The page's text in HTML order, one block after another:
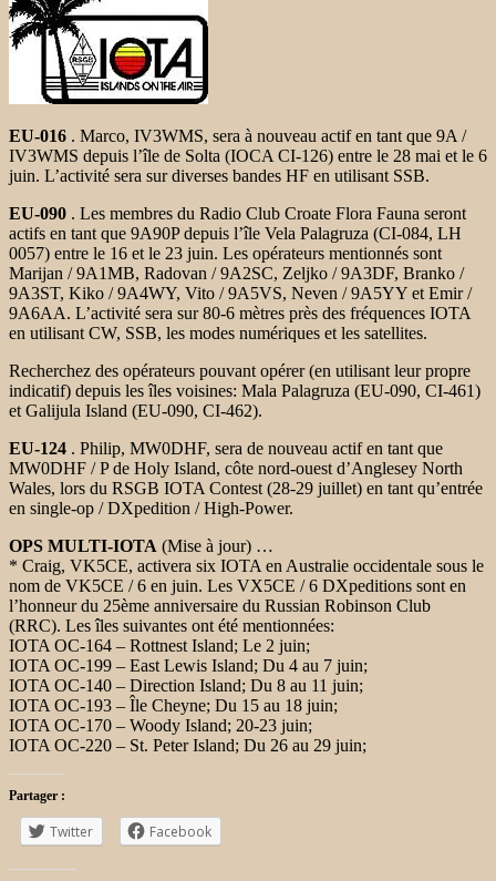
EU-016 . Marco, IV3WMS, sera à nouveau actif en tant que 9A /
IV3WMS depuis l’île de Solta (IOCA CI-126) entre le 28 mai et le 6
juin. L’activité sera sur diverses bandes HF en utilisant SSB.
EU-090 . Les membres du Radio Club Croate Flora Fauna seront
actifs en tant que 9A90P depuis l’île Vela Palagruza (CI-084, LH
0057) entre le 16 et le 23 juin. Les opérateurs mentionnés sont
Marijan / 9A1MB, Radovan / 9A2SC, Zeljko / 9A3DF, Branko /
9A3ST, Kiko / 9A4WY, Vito / 9A5VS, Neven / 9A5YY et Emir /
9A6AA. L’activité sera sur 80-6 mètres près des fréquences IOTA
en utilisant CW, SSB, les modes numériques et les satellites.
Recherchez des opérateurs pouvant opérer (en utilisant leur propre
indicatif) depuis les îles voisines: Mala Palagruza (EU-090, CI-461)
et Galijula ​​Island (EU-090, CI-462).
EU-124 . Philip, MW0DHF, sera de nouveau actif en tant que
MW0DHF / P de Holy Island, côte nord-ouest d’Anglesey North
Wales, lors du RSGB IOTA Contest (28-29 juillet) en tant qu’entrée
en single-op / DXpedition / High-Power.
OPS MULTI-IOTA (Mise à jour) …
* Craig, VK5CE, activera six IOTA en Australie occidentale sous le
nom de VK5CE / 6 en juin. Les VX5CE / 6 DXpeditions sont en
l’honneur du 25ème anniversaire du Russian Robinson Club
(RRC). Les îles suivantes ont été mentionnées:
IOTA OC-164 – Rottnest Island; Le 2 juin;
IOTA OC-199 – East Lewis Island; Du 4 au 7 juin;
IOTA OC-140 – Direction Island; Du 8 au 11 juin;
IOTA OC-193 – Île Cheyne; Du 15 au 18 juin;
IOTA OC-170 – Woody Island; 20-23 juin;
IOTA OC-220 – St. Peter Island; Du 26 au 29 juin;
Partager :
Twitter Facebook